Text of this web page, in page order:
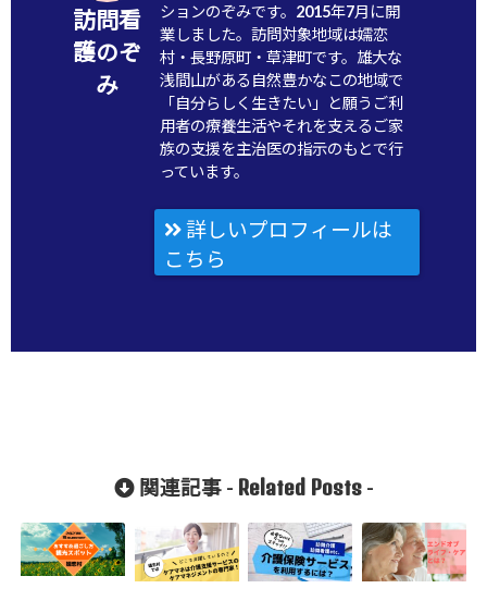
訪問看
護のぞ
み
ションのぞみです。2015年7月に開
業しました。訪問対象地域は嬬恋
村・長野原町・草津町です。雄大な
浅間山がある自然豊かなこの地域で
「自分らしく生きたい」と願うご利
用者の療養生活やそれを支えるご家
族の支援を主治医の指示のもとで行
っています。
詳しいプロフィールは
こちら
関連記事 - Related Posts-